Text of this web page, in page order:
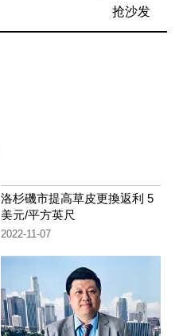
抢沙发
洛杉磯市提高草皮更換返利 5
美元/平方英尺
2022-11-07